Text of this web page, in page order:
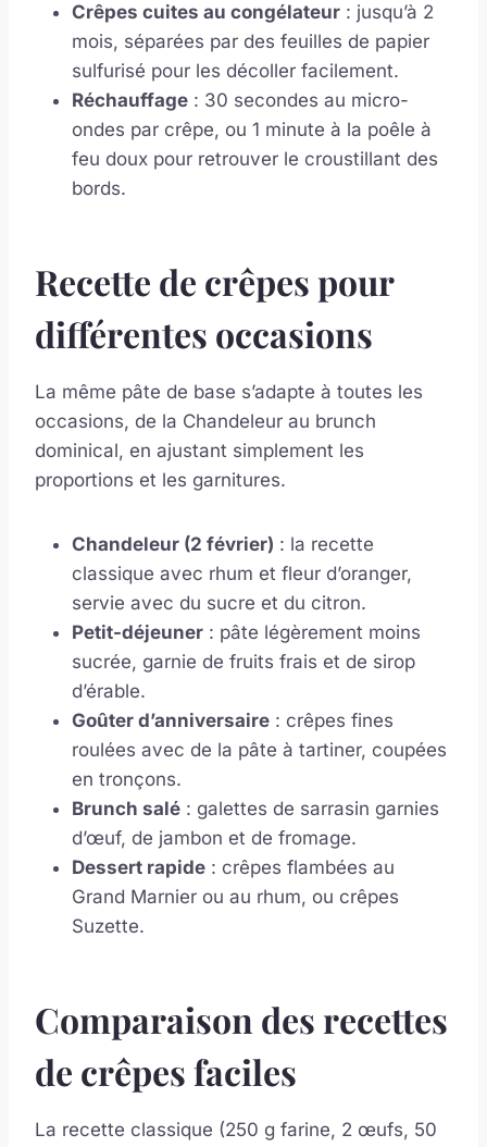
Crêpes cuites au congélateur : jusqu’à 2
mois, séparées par des feuilles de papier
sulfurisé pour les décoller facilement.
Réchauffage : 30 secondes au micro-
ondes par crêpe, ou 1 minute à la poêle à
feu doux pour retrouver le croustillant des
bords.
Recette de crêpes pour
différentes occasions
La même pâte de base s’adapte à toutes les
occasions, de la Chandeleur au brunch
dominical, en ajustant simplement les
proportions et les garnitures.
Chandeleur (2 février) : la recette
classique avec rhum et fleur d’oranger,
servie avec du sucre et du citron.
Petit-déjeuner : pâte légèrement moins
sucrée, garnie de fruits frais et de sirop
d’érable.
Goûter d’anniversaire : crêpes fines
roulées avec de la pâte à tartiner, coupées
en tronçons.
Brunch salé : galettes de sarrasin garnies
d’œuf, de jambon et de fromage.
Dessert rapide : crêpes flambées au
Grand Marnier ou au rhum, ou crêpes
Suzette.
Comparaison des recettes
de crêpes faciles
La recette classique (250 g farine, 2 œufs, 50